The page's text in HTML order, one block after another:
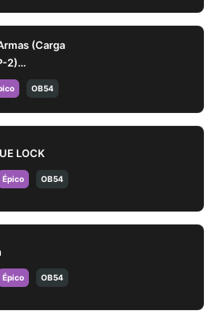
(Carga
2)
Total
OB54
LOCK
Épico OB54
Épico OB54